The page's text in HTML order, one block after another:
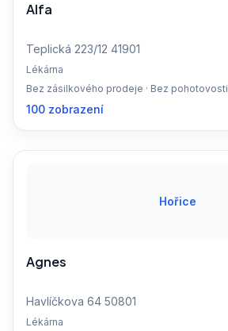
Alfa
Teplická 223/12 41901
Lékárna
Bez zásilkového prodeje · Bez pohotovosti
100 zobrazení
Hořice
Agnes
Havlíčkova 64 50801
Lékárna